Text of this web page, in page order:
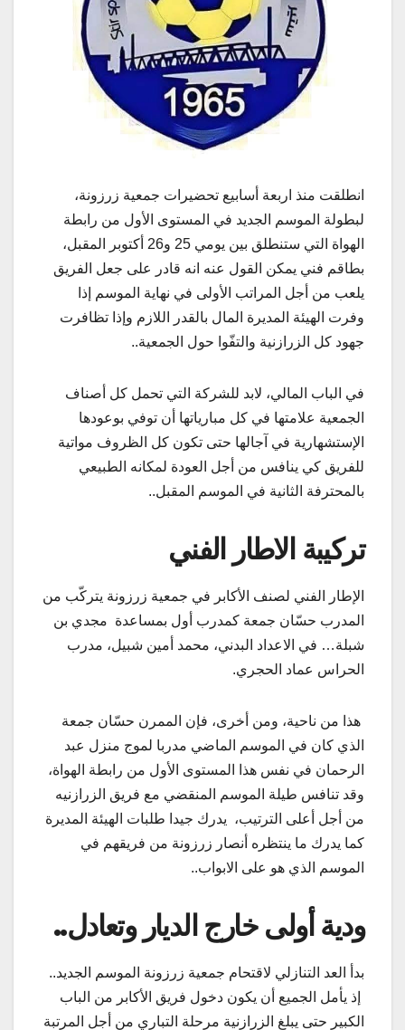
انطلقت منذ اربعة أسابيع تحضيرات جمعية زرزونة،
لبطولة الموسم الجديد في المستوى الأول من رابطة
الهواة التي ستنطلق بين يومي 25 و26 أكتوبر المقبل،
بطاقم فني يمكن القول عنه انه قادر على جعل الفريق
يلعب من أجل المراتب الأولى في نهاية الموسم إذا
وفرت الهيئة المديرة المال بالقدر اللازم وإذا تظافرت
جهود كل الزرازنية والتفّوا حول الجمعية..
في الباب المالي، لابد للشركة التي تحمل كل أصناف
الجمعية علامتها في كل مبارياتها أن توفي بوعودها
الإستشهارية في آجالها حتى تكون كل الظروف مواتية
للفريق كي ينافس من أجل العودة لمكانه الطبيعي
بالمحترفة الثانية في الموسم المقبل..
تركيبة الاطار الفني
الإطار الفني لصنف الأكابر في جمعية زرزونة يتركّب من
المدرب حسّان جمعة كمدرب أول بمساعدة مجدي بن
شبلة… في الاعداد البدني، محمد أمين شبيل، مدرب
الحراس عماد الحجري.
هذا من ناحية، ومن أخرى، فإن الممرن حسّان جمعة
الذي كان في الموسم الماضي مدربا لموج منزل عبد
الرحمان في نفس هذا المستوى الأول من رابطة الهواة،
وقد تنافس طيلة الموسم المنقضي مع فريق الزرازنيه
من أجل أعلى الترتيب، يدرك جيدا طلبات الهيئة المديرة
كما يدرك ما ينتظره أنصار زرزونة من فريقهم في
الموسم الذي هو على الابواب..
ودية أولى خارج الديار وتعادل..
بدأ العد التنازلي لاقتحام جمعية زرزونة الموسم الجديد..
إذ يأمل الجميع أن يكون دخول فريق الأكابر من الباب
الكبير حتى يبلغ الزرازنية مرحلة التباري من أجل المرتبة